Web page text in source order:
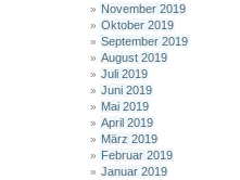
November 2019
Oktober 2019
September 2019
August 2019
Juli 2019
Juni 2019
Mai 2019
April 2019
März 2019
Februar 2019
Januar 2019